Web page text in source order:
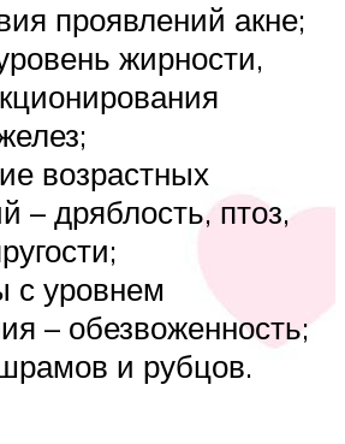
проявлений акне;
жирности,
возрастных
– дряблость, птоз,
с уровнем
– обезвоженность;
и рубцов.